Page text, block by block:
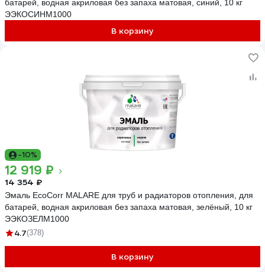
батарей, водная акриловая без запаха матовая, синий, 10 кг
ЭЭКОСИНМ1000
В корзину
-10%
12 919 ₽
14 354 ₽
Эмаль EcoCorr MALARE для труб и радиаторов отопления, для
батарей, водная акриловая без запаха матовая, зелёный, 10 кг
ЭЭКОЗЕЛМ1000
4.7(378)
В корзину